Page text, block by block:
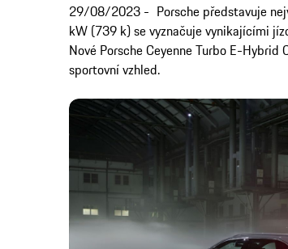
29/08/2023
Porsche představuje
kW (739 k) se vyznačuje vynikajícími
Nové Porsche Ceyenne Turbo E-
sportovní vzhled.